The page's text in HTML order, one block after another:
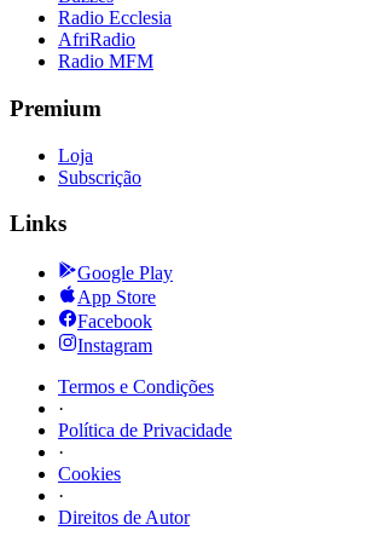
Radio Ecclesia
AfriRadio
Radio MFM
Premium
Loja
Subscrição
Links
Google Play
App Store
Facebook
Instagram
Termos e Condições
·
Política de Privacidade
·
Cookies
·
Direitos de Autor